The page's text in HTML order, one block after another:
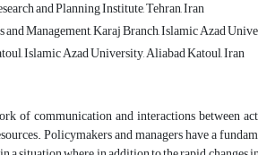
and Planning Institute, Tehran, Iran
Management, Karaj Branch, Islamic Azad
Islamic Azad University, Aliabad Katoul, Iran
of communication and interactions between
Policymakers and managers have a